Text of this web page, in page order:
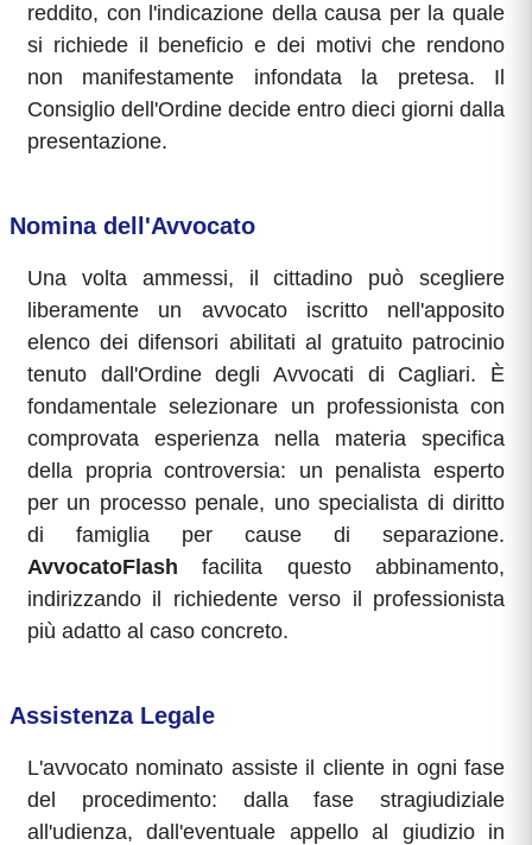
reddito, con l'indicazione della causa per la quale
si richiede il beneficio e dei motivi che rendono
non manifestamente infondata la pretesa. Il
Consiglio dell'Ordine decide entro dieci giorni dalla
presentazione.
Nomina dell'Avvocato
Una volta ammessi, il cittadino può scegliere
liberamente un avvocato iscritto nell'apposito
elenco dei difensori abilitati al gratuito patrocinio
tenuto dall'Ordine degli Avvocati di Cagliari. È
fondamentale selezionare un professionista con
comprovata esperienza nella materia specifica
della propria controversia: un penalista esperto
per un processo penale, uno specialista di diritto
di famiglia per cause di separazione.
AvvocatoFlash facilita questo abbinamento,
indirizzando il richiedente verso il professionista
più adatto al caso concreto.
Assistenza Legale
L'avvocato nominato assiste il cliente in ogni fase
del procedimento: dalla fase stragiudiziale
all'udienza, dall'eventuale appello al giudizio in